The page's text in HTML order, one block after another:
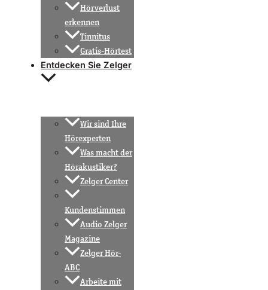
Hörverlust
erkennen
Tinnitus
Gratis-Hörtest
Entdecken Sie Zelger
Wir sind Ihre
Hörexperten
Was macht der
Hörakustiker?
Zelger Center
Kundenstimmen
Audio Zelger
Magazine
Zelger Hör-
ABC
Arbeite mit